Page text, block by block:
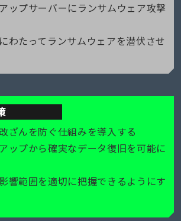
ップサーバーにランサムウェア攻撃
わたってランサムウェアを潜伏させ
ざんを防ぐ仕組みを導入する
ップから確実なデータ復旧を可能に
響範囲を適切に把握できるようにす